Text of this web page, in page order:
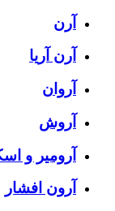
آرن
آرن آریا
آروان
آروش
آرومیر و
آرون افشار